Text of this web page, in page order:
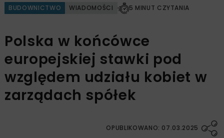
BUDOWNICTWO WIADOMOŚCI 5 MINUT CZYTANIA
Polska w końcówce
europejskiej stawki pod
względem udziału kobiet w
zarządach spółek
OPUBLIKOWANO: 07.03.2025